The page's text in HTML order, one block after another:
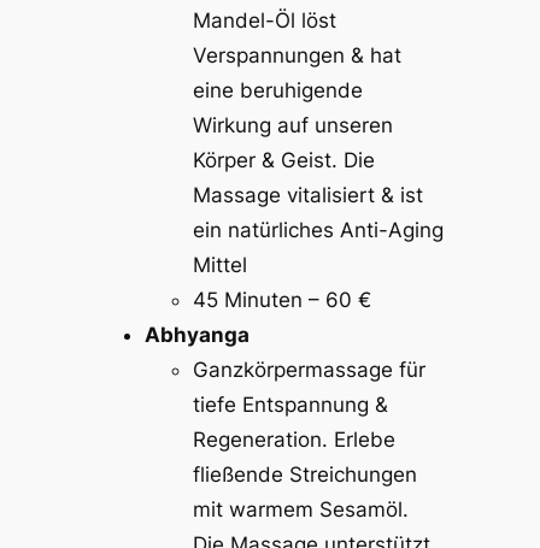
Mandel-Öl löst
Verspannungen & hat
eine beruhigende
Wirkung auf unseren
Körper & Geist. Die
Massage vitalisiert & ist
ein natürliches Anti-Aging
Mittel
45 Minuten – 60 €
Abhyanga
Ganzkörpermassage für
tiefe Entspannung &
Regeneration. Erlebe
fließende Streichungen
mit warmem Sesamöl.